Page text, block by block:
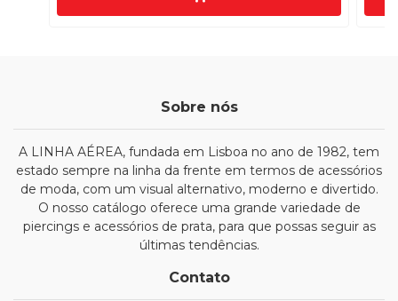
Sobre nós
A LINHA AÉREA, fundada em Lisboa no ano de 1982, tem
estado sempre na linha da frente em termos de acessórios
de moda, com um visual alternativo, moderno e divertido.
O nosso catálogo oferece uma grande variedade de
piercings e acessórios de prata, para que possas seguir as
últimas tendências.
Contato